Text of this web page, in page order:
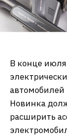
В конце
автомобилей
Новинка
расширить